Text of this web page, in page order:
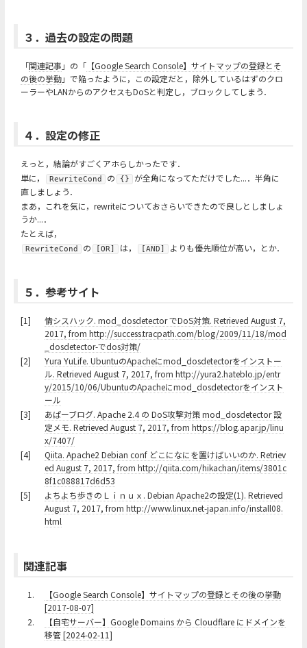
３．過去の設定の問題
「関連記事 」の「【Google Search Console】サイトマップの登録とそ
の後の挙動」で陥ったように，この設定だと，除外しているはずのクロ
ーラーやLANからのアクセスもDoSと判定し，ブロックしてしまう．
４．設定の修正
えっと，結論がすごくアホらしかったです．
単に，
RewriteCond の {}
が全角になってただけでした...．半角に
直しましょう．
まあ，これを気に，rewriteについておさらいできたので良しとしましょ
うか...．
たとえば，
RewriteCond の [OR] は， [AND] よりも優先順位が高い，とか．
５．参考サイト
[1]
情シスハック. mod_dosdetector でDoS対策. Retrieved August 7,
2017, from http://success.tracpath.com/blog/2009/11/18/mod
_dosdetector-でdos対策/
[2]
Yura YuLife. UbuntuのApacheにmod_dosdetectorをインストー
ル. Retrieved August 7, 2017, from http://yura2.hateblo.jp/entr
y/2015/10/06/UbuntuのApacheにmod_dosdetectorをインスト
ール
[3]
あぱーブログ. Apache 2.4 の DoS攻撃対策 mod_dosdetector 設
定メモ. Retrieved August 7, 2017, from https://blog.apar.jp/linu
x/7407/
[4]
Qiita. Apache2 Debian conf どこになにを置けばいいのか. Retriev
ed August 7, 2017, from http://qiita.com/hikachan/items/3801c
8f1c088817d6d53
[5]
よちよち歩きのＬｉｎｕｘ. Debian Apache2の設定(1). Retrieved
August 7, 2017, from http://www.linux.net-japan.info/install08.
html
関連記事
1.
【Google Search Console】サイトマップの登録とその後の挙動
[2017-08-07]
2.
【自宅サーバー】Google Domains から Cloudflare にドメインを
移管 [2024-02-11]